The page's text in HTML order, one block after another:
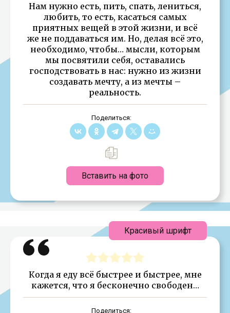
Нам нужно есть, пить, спать, лениться,
любить, то есть, касаться самых
приятных вещей в этой жизни, и всё
же не поддаваться им. Но, делая всё это,
необходимо, чтобы… мысли, которым
мы посвятили себя, оставались
господствовать в нас: нужно из жизни
создавать мечту, а из мечты –
реальность.
Поделиться:
Вставить на фото
Когда я еду всё быстрее и быстрее, мне
кажется, что я бесконечно свободен…
Поделиться:
Красивый шрифт